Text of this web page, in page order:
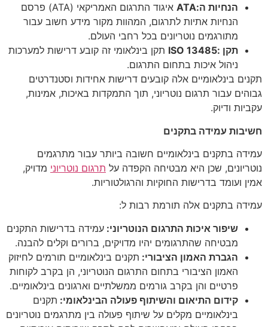
הנחיות ה:ATA
איגוד התרגום האמריקאי (ATA) פרסם
הנחיות אתיות לתרגום, המהוות מקור מידע חשוב עבור
מתורגמים נוטריונים בכל רחבי העולם.
תקן :ISO 13485
תקן בינלאומי זה קובע דרישות למערכות
ניהול איכות בתחום התרגום.
תקנים בינלאומיים אלה קובעים דרישות אחידות וסטנדרטים
גבוהים עבור תרגום נוטריוני, תוך התמקדות באיכות, אמינות,
עקביות ודיוק.
חשיבות עמידה בתקנים
עמידה בתקנים בינלאומיים חשובה ביותר עבור מתרגמים
נוטריונים, שכן היא מבטיחה הקפדה על תרגום נוטריוני מדויק,
אמין ועומד בדרישות החוקיות והרגולטוריות.
עמידה בתקנים אלה תורמת רבות ל:
שיפור איכות התרגום הנוטריוני: עמידה בדרישות התקנים
מבטיחה שהתרגומים יהיו מדויקים, ברורים וקלים להבנה.
הגברת האמון הציבורי: תקנים בינלאומיים תורמים לחיזוק
האמון הציבורי בתחום התרגום הנוטריוני, הן בקרב לקוחות
פרטיים והן בקרב גורמים ממשלתיים וארגונים בינלאומיים.
קידום התיאום והשיתוף פעולה הבינלאומי: תקנים
בינלאומיים מקלים על שיתוף פעולה בין מתרגמים נוטריונים